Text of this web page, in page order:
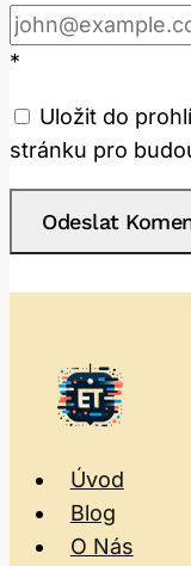
*
Uložit do
stránku pro
Úvod
Blog
O Nás